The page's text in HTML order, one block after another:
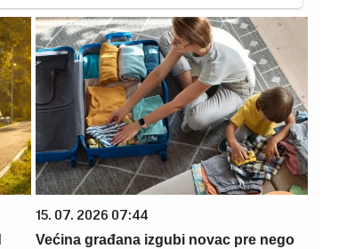
15. 07. 2026 07:44
Većina građana izgubi novac pre nego